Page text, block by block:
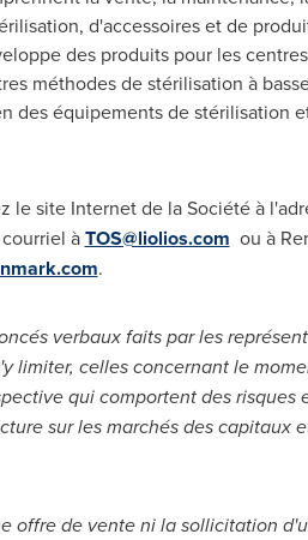
d'accessoires et de
des produits pour les
méthodes de stérilisation à
des équipements de stérilisation
le site Internet de la Société à
àTOS@liolios.com ou à
.
verbaux faits par les
limiter, celles concernant le
qui comportent des risques
sur les marchés des capitaux
offre de vente ni la sollicitation